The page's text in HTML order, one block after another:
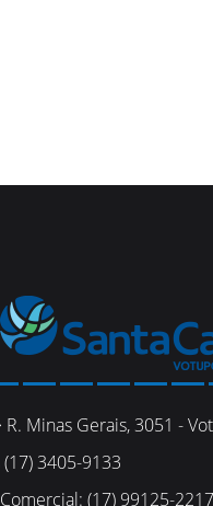
R. Minas Gerais, 3051 -
(17) 3405-9133
Comercial: (17) 99125-2217